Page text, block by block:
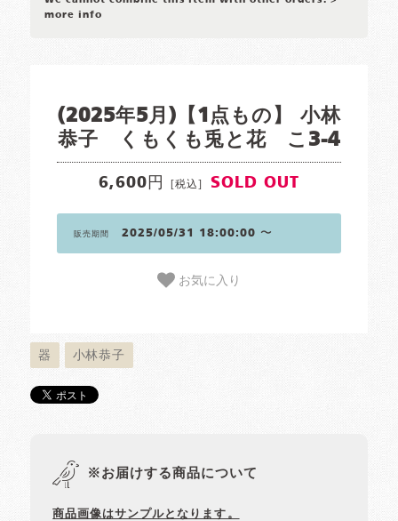
more info
(2025年5月)【1点もの】 小林
恭子 くもくも兎と花 こ3-4
6,600円 [税込] SOLD OUT
販売期間 2025/05/31 18:00:00 〜
お気に入り
器 小林恭子
※お届けする商品について
商品画像はサンプルとなります。